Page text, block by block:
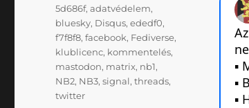
Címke
5d686f,adatvédelem,
bluesky, Disqus,ededf0,
f7f8f8,facebook, Fediverse,
klublicenc, kommentelés,
mastodon, matrix, nb1,
NB2, NB3,signal,threads,
twitter